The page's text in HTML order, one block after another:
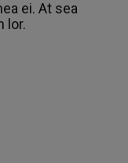
ei. At sea
lor.